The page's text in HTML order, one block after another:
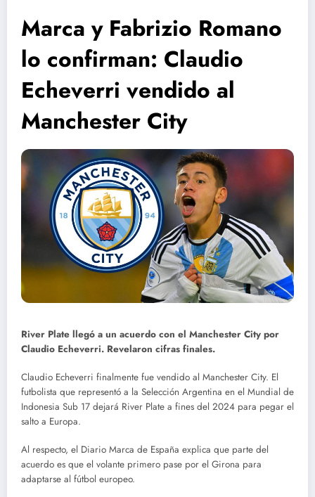
Marca y Fabrizio Romano
lo confirman: Claudio
Echeverri vendido al
Manchester City
River Plate llegó a un acuerdo con el Manchester City por
Claudio Echeverri. Revelaron cifras finales.
Claudio Echeverri finalmente fue vendido al Manchester City. El
futbolista que representó a la Selección Argentina en el Mundial de
Indonesia Sub 17 dejará River Plate a fines del 2024 para pegar el
salto a Europa.
Al respecto, el Diario Marca de España explica que parte del
acuerdo es que el volante primero pase por el Girona para
adaptarse al fútbol europeo.